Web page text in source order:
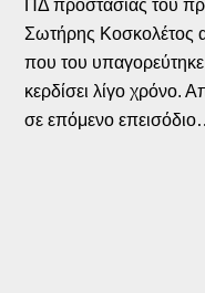
ΠΔ προστασίας του
Σωτήρης Κοσκολέτος
που του
κερδίσει λίγο χρόνο.
σε επόμενο